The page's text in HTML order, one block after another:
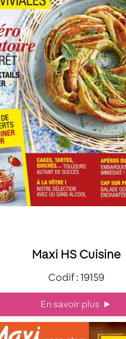
Maxi HS Cuisine
Codif : 19159
En savoir plus ►